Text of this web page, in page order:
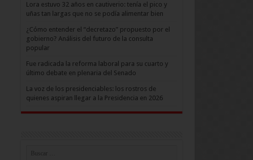
Lora estuvo 32 años en cautiverio: tenía el pico y
uñas tan largas que no se podía alimentar bien
¿Cómo entender el “decretazo” propuesto por el
gobierno? Análisis del futuro de la consulta
popular
Fue radicada la reforma laboral para su cuarto y
último debate en plenaria del Senado
La voz de los presidenciables: los rostros de
quienes aspiran llegar a la Presidencia en 2026